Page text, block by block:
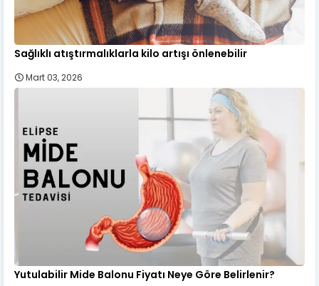
Sağlıklı atıştırmalıklarla kilo artışı önlenebilir
Mart 03, 2026
Yutulabilir Mide Balonu Fiyatı Neye Göre Belirlenir?